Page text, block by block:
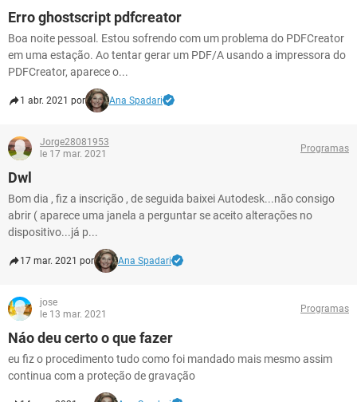
Erro ghostscript pdfcreator
Boa noite pessoal. Estou sofrendo com um problema do PDFCreator
em uma estação. Ao tentar gerar um PDF/A usando a impressora do
PDFCreator, aparece o...
1 abr. 2021 por Ana Spadari
Jorge28081953
le 17 mar. 2021
Programas
Dwl
Bom dia , fiz a inscrição , de seguida baixei Autodesk...não consigo
abrir ( aparece uma janela a perguntar se aceito alterações no
dispositivo...já p...
17 mar. 2021 por Ana Spadari
jose
le 13 mar. 2021
Programas
Náo deu certo o que fazer
eu fiz o procedimento tudo como foi mandado mais mesmo assim
continua com a proteção de gravação